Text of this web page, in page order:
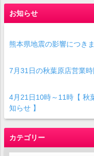
お知らせ
熊本県地震の影響につき
7月31日の秋葉原店営業
4月21日10時～11時【 秋
知らせ 】
カテゴリー